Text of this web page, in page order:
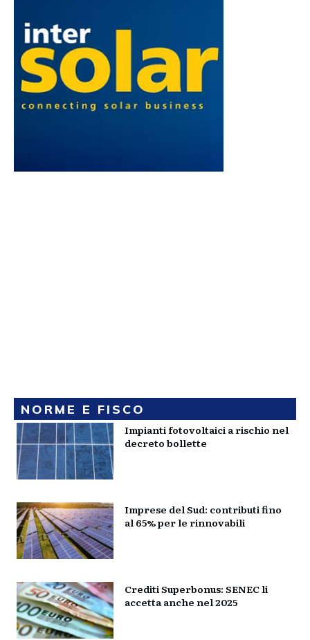
NORME E FISCO
Impianti fotovoltaici a rischio nel
decreto bollette
Imprese del Sud: contributi fino
al 65% per le rinnovabili
Crediti Superbonus: SENEC li
accetta anche nel 2025